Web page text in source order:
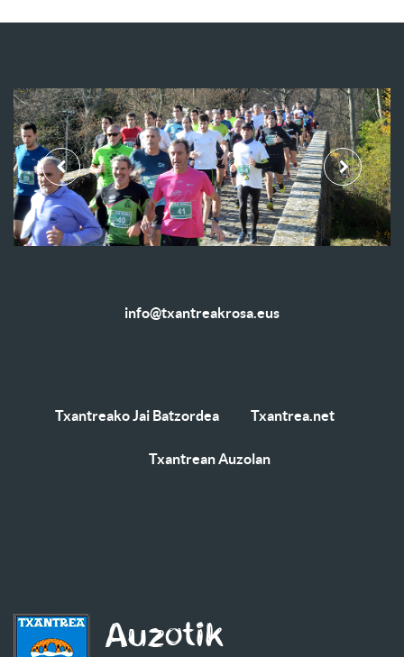
info@txantreakrosa.eus
Txantreako Jai Batzordea Txantrea.net
Txantrean Auzolan